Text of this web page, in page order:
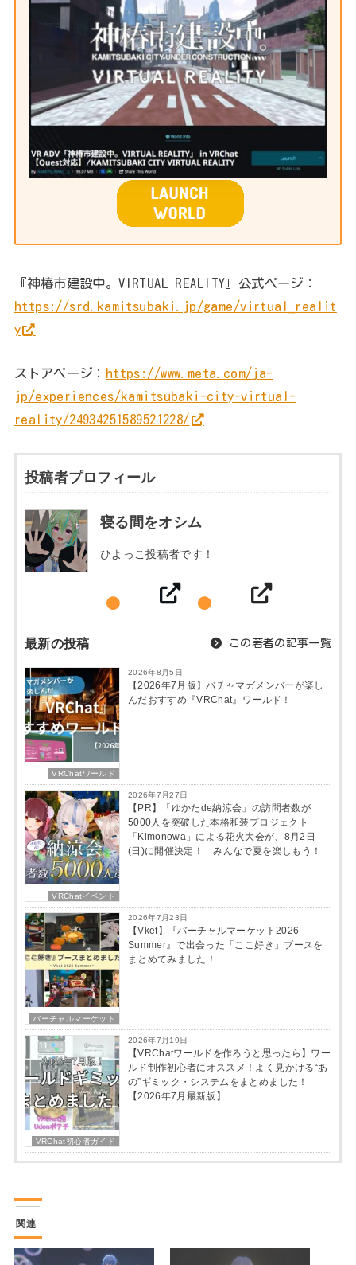
『神椿市建設中。VIRTUAL REALITY』公式ページ：
https://srd.kamitsubaki.jp/game/virtual_realit
y
ストアページ： https://www.meta.com/ja-
jp/experiences/kamitsubaki-city-virtual-
reality/24934251589521228/
投稿者プロフィール
寝る間をオシム
ひよっこ投稿者です！
最新の投稿 この著者の記事一覧
VRChatワールド
2026年8月5日
【2026年7月版】バチャマガメンバーが楽し
んだおすすめ『VRChat』ワールド！
VRChatイベント
2026年7月27日
【PR】「ゆかたde納涼会」の訪問者数が
5000人を突破した本格和装プロジェクト
「Kimonowa」による花火大会が、8月2日
(日)に開催決定！ みんなで夏を楽しもう！
バーチャルマーケット
2026年7月23日
【Vket】『バーチャルマーケット2026
Summer』で出会った「ここ好き」ブースを
まとめてみました！
VRChat初心者ガイド
2026年7月19日
【VRChatワールドを作ろうと思ったら】ワー
ルド制作初心者にオススメ！よく見かける“あ
の”ギミック・システムをまとめました！
【2026年7月最新版】
関連